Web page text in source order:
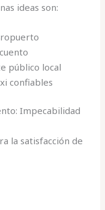
ideas son:
público local
confiables
Impecabilidad
la satisfacción de